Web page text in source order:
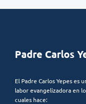
Padre Carlos
El Padre Carlos Yepes es
labor evangelizadora en
cuales hace: